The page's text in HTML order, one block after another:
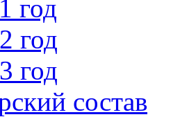
год
год
год
состав